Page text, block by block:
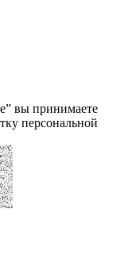
вы принимаете
персональной